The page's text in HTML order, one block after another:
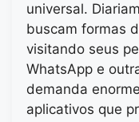
universal.
buscam formas
visitando seus
WhatsApp e
demanda
aplicativos que